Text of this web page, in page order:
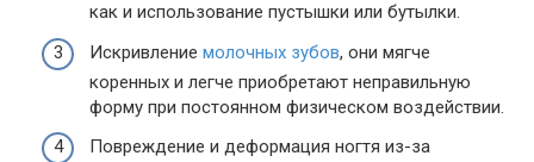
как и использование пустышки или бутылки.
Искривление молочных зубов, они мягче
коренных и легче приобретают неправильную
форму при постоянном физическом воздействии.
Повреждение и деформация ногтя из-за